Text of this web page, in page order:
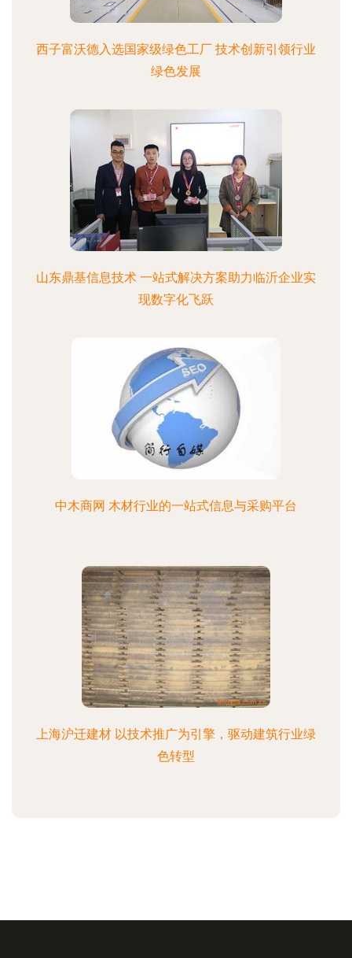
西子富沃德入选国家级绿色工厂 技术创新引领行业
绿色发展
山东鼎基信息技术 一站式解决方案助力临沂企业实
现数字化飞跃
中木商网 木材行业的一站式信息与采购平台
上海沪迁建材 以技术推广为引擎，驱动建筑行业绿
色转型